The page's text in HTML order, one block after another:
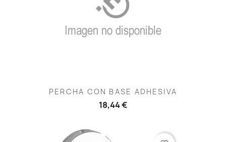
PERCHA CON BASE ADHESIVA
18,44 €